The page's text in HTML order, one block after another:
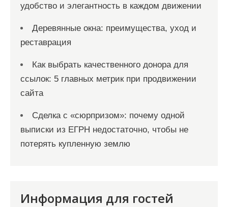
удобство и элегантность в каждом движении
Деревянные окна: преимущества, уход и
реставрация
Как выбрать качественного донора для
ссылок: 5 главных метрик при продвижении
сайта
Сделка с «сюрпризом»: почему одной
выписки из ЕГРН недостаточно, чтобы не
потерять купленную землю
Информация для гостей